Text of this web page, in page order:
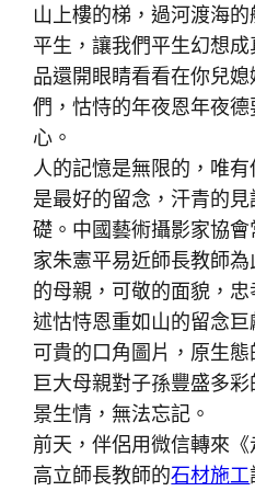
山上樓的梯，過河渡海
平生，讓我們平生幻想
品還開眼睛看看在你兒
們，怙恃的年夜恩年夜
心。
人的記憶是無限的，唯
是最好的留念，汗青的
礎。中國藝術攝影家協
家朱憲平易近師長教師
的母親，可敬的面貌，
述怙恃恩重如山的留念巨
可貴的口角圖片，原生
巨大母親對子孫豐盛多
景生情，無法忘記。
前天，伴侶用微信轉來《
高立師長教師的石材施工